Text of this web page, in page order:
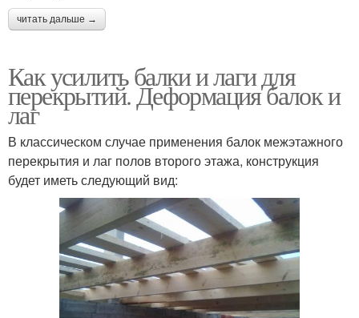
читать дальше →
Как усилить балки и лаги для
перекрытий. Деформация балок и
лаг
В классическом случае применения балок межэтажного
перекрытия и лаг полов второго этажа, конструкция
будет иметь следующий вид: